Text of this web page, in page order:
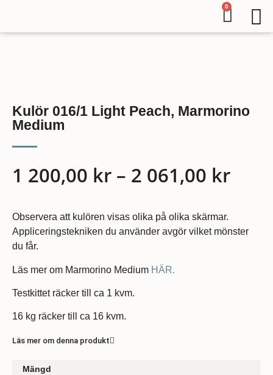
0
Kulör 016/1 Light Peach, Marmorino
Medium
1 200,00 kr – 2 061,00 kr
Observera att kulören visas olika på olika skärmar.
Appliceringstekniken du använder avgör vilket mönster
du får.
Läs mer om Marmorino Medium HÄR.
Testkittet räcker till ca 1 kvm.
16 kg räcker till ca 16 kvm.
Läs mer om denna produkt
Mängd